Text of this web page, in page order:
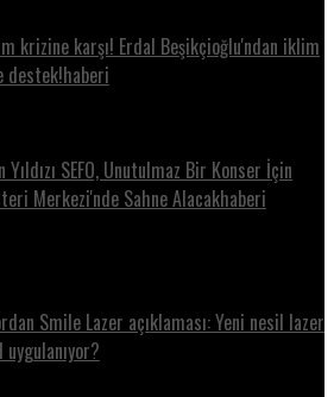
krizine karşı! Erdal Beşikçioğlu'ndan iklim
Yıldızı SEFO, Unutulmaz Bir Konser İçin
Merkezi'nde Sahne Alacakhaberi
Smile Lazer açıklaması: Yeni nesil lazer